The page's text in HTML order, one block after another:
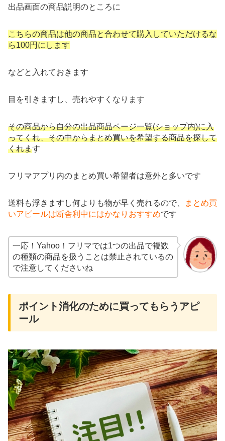
出品画面の商品説明のところに
こちらの商品は他の商品と合わせて購入していただけるな
ら100円にします
などと入れておきます
目を引きますし、売れやすくなります
その商品から自分の出品商品ページ一覧(ショップ内)に入
ってくれ、その中からまとめ買いを希望する商品を探して
くれます
フリマアプリ内のまとめ買い希望者は意外と多いです
送料も浮きますし何よりも物が早く売れるので、
まとめ買
いアピールは断舎利中にはかなりおすすめです
一応！Yahoo！フリマでは1つの出品で複数
の種類の商品を扱うことは禁止されているの
で注意してくださいね
ポイント消化のために買ってもらうアピ
ール